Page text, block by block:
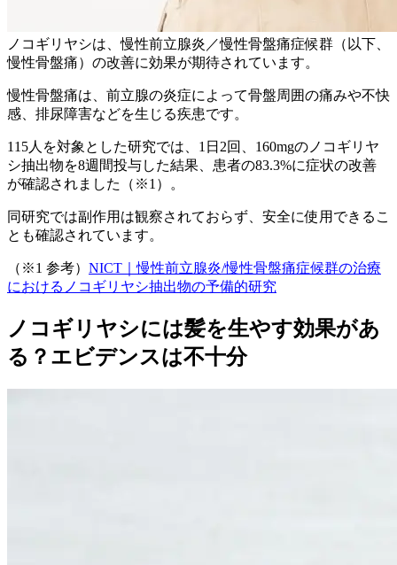
ノコギリヤシは、慢性前立腺炎／慢性骨盤痛症候群（以下、
慢性骨盤痛）の改善に効果が期待されています。
慢性骨盤痛は、前立腺の炎症によって骨盤周囲の痛みや不快
感、排尿障害などを生じる疾患です。
115人を対象とした研究では、1日2回、160mgのノコギリヤ
シ抽出物を8週間投与した結果、患者の83.3%に症状の改善
が確認されました（※1）。
同研究では副作用は観察されておらず、安全に使用できるこ
とも確認されています。
（※1 参考） NICT｜慢性前立腺炎/慢性骨盤痛症候群の治療
におけるノコギリヤシ抽出物の予備的研究
ノコギリヤシには髪を生やす効果があ
る？エビデンスは不十分